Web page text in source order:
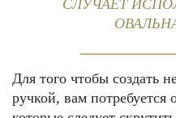
СЛУЧАЕТ
Для того чтобы создать
ручкой, вам потребуется